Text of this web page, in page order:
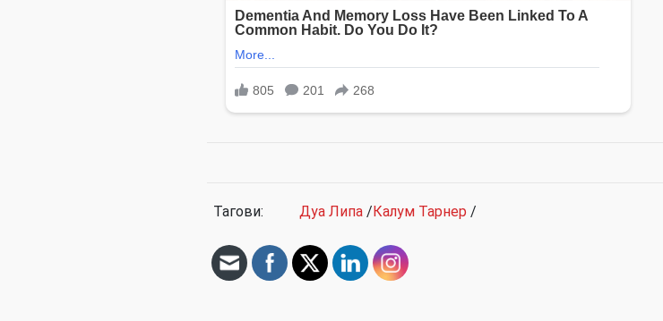
Тагови: Дуа Липа / Калум Тарнер /